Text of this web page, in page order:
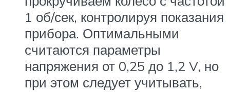
1 об/сек, контролируя показания
прибора. Оптимальными
считаются параметры
напряжения от 0,25 до 1,2 V, но
при этом следует учитывать,